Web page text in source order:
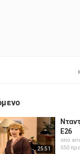
25:51
E26
από
550